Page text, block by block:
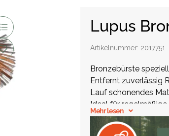
Lupus
Artikelnummer: 2017751
Bronzebürste
Entfernt zuverlässig
Lauf schonendes
Ideal für
Mehr lesen